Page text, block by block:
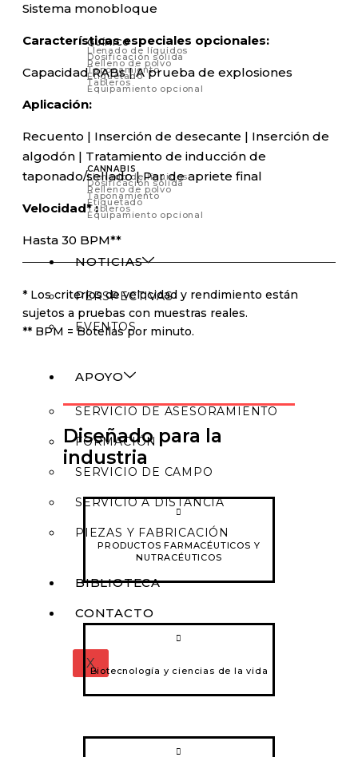
QUÍMICO
Llenado de líquidos
Dosificación sólida
Relleno de polvo
Taponamiento
Etiquetado
Tableros
Equipamiento opcional
CANNABIS
Llenado de líquidos
Dosificación sólida
Relleno de polvo
Taponamiento
Etiquetado
Tableros
Equipamiento opcional
NOTICIAS
PERSPECTIVAS
EVENTOS
APOYO
SERVICIO DE ASESORAMIENTO
FORMACIÓN
SERVICIO DE CAMPO
SERVICIO A DISTANCIA
PIEZAS Y FABRICACIÓN
BIBLIOTECA
CONTACTO
X
Sistema monobloque
Características especiales opcionales:
Capacidad RABs | A prueba de explosiones
Aplicación:
Recuento | Inserción de desecante | Inserción de
algodón | Tratamiento de inducción de
taponado/sellado | Par de apriete final
Velocidad* :
Hasta 30 BPM**
* Los criterios de velocidad y rendimiento están
sujetos a pruebas con muestras reales.
** BPM = Botellas por minuto.
Diseñado para la
industria
PRODUCTOS FARMACÉUTICOS Y
NUTRACÉUTICOS
Biotecnología y ciencias de la vida